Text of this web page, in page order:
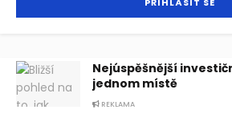
Nejúspěšnější
jednom místě
REKLAMA